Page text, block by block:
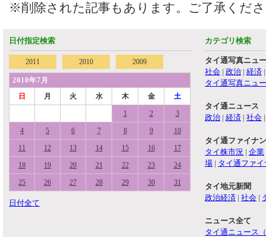
※削除された記事もあります。ご了承くだ
日付指定検索
2011 2010 2009
2010年7月
日
月 火 水 木 金 土
1 2 3
4 5 6 7 8 9 10
11 12 13 14 15 16 17
18 19 20 21 22 23 24
25 26 27 28 29 30 31
日付全て
カテゴリ検索
タイ通写真ニュ
社会 | 政治 | 経済
タイ通写真ニュ
タイ通ニュース
政治 | 経済 | 社会
タイ通ファイナ
タイ株市況 | 企業
場 | タイ通ファ
タイ地元新聞
政治経済 | 社会 |
ニュース全て
タイ通ニュース